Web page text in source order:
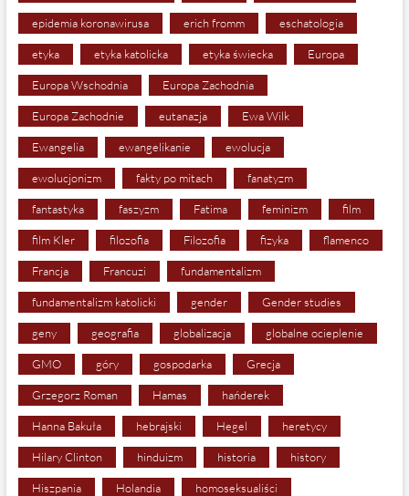
epidemia koronawirusa erich fromm eschatologia
etyka etyka katolicka etyka świecka Europa
Europa Wschodnia Europa Zachodnia
Europa Zachodnie eutanazja Ewa Wilk
Ewangelia ewangelikanie ewolucja
ewolucjonizm fakty po mitach fanatyzm
fantastyka faszyzm Fatima feminizm film
film Kler filozofia Filozofia fizyka flamenco
Francja Francuzi fundamentalizm
fundamentalizm katolicki gender Gender studies
geny geografia globalizacja globalne ocieplenie
GMO góry gospodarka Grecja
Grzegorz Roman Hamas hańderek
Hanna Bakuła hebrajski Hegel heretycy
Hilary Clinton hinduizm historia history
Hiszpania Holandia homoseksualiści